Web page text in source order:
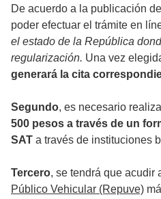
De acuerdo a la publicación
poder efectuar el trámite en
el estado de la República
regularización. Una vez
generará la cita
Segundo, es necesario
500 pesos a través de un
SAT a través de instituciones
Tercero, se tendrá que acudir
Público Vehicular (Repuve)